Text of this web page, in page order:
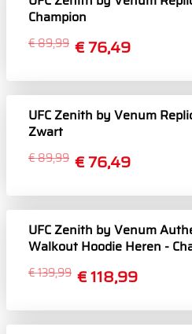
Champion
€ 76,49
€ 89,99
UFC Zenith by Venum
Zwart
€ 76,49
€ 89,99
UFC Zenith by Venum
Walkout Hoodie Heren -
€ 118,99
€ 139,99